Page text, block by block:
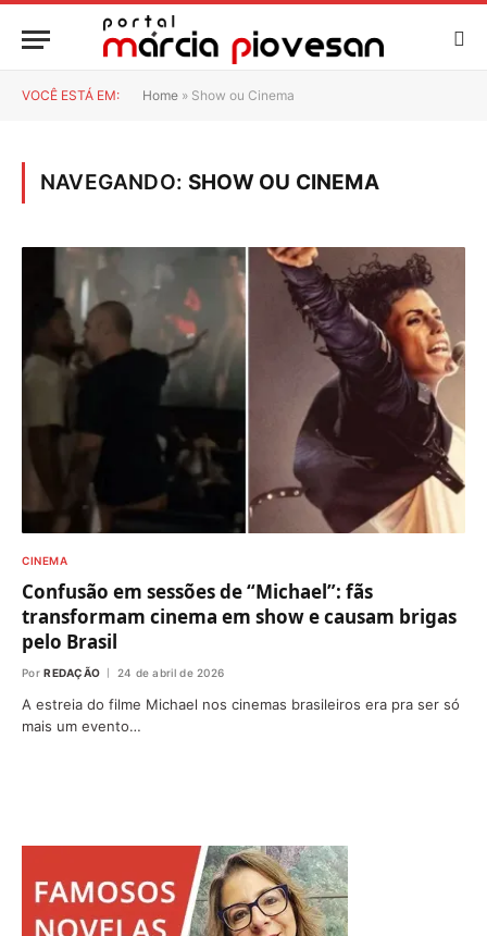
VOCÊ ESTÁ EM: Home » Show ou Cinema
NAVEGANDO: SHOW OU CINEMA
CINEMA
Confusão em sessões de “Michael”: fãs
transformam cinema em show e causam brigas
pelo Brasil
Por REDAÇÃO 24 de abril de 2026
A estreia do filme Michael nos cinemas brasileiros era pra ser só
mais um evento…